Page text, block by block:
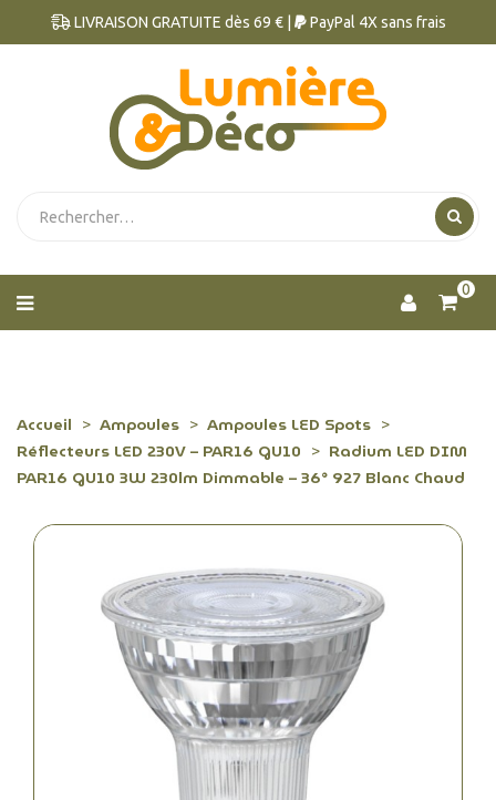
LIVRAISON GRATUITE dès 69 € | PayPal 4X sans frais
0
Accueil Ampoules
Ampoules LED Spots
Réflecteurs LED 230V – PAR16 GU10
Radium LED DIM
PAR16 GU10 3W 230lm Dimmable – 36° 927 Blanc Chaud